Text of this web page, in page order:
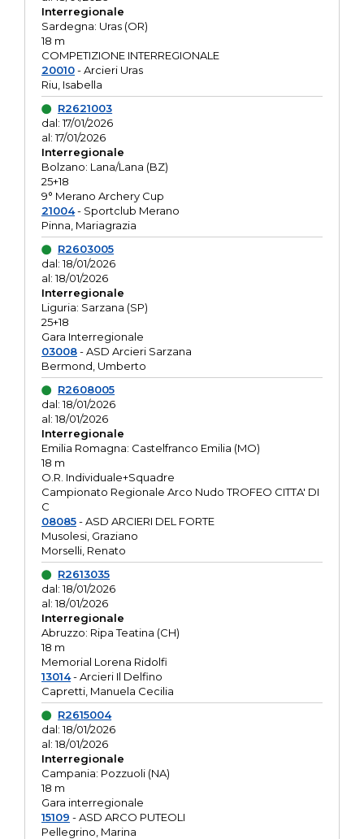
Interregionale
Sardegna: Uras (OR)
18 m
COMPETIZIONE INTERREGIONALE
20010- Arcieri Uras
Riu, Isabella
R2621003
dal: 17/01/2026
al: 17/01/2026
Interregionale
Bolzano: Lana/Lana (BZ)
25+18
9° Merano Archery Cup
21004- Sportclub Merano
Pinna, Mariagrazia
R2603005
dal: 18/01/2026
al: 18/01/2026
Interregionale
Liguria: Sarzana (SP)
25+18
Gara Interregionale
03008- ASD Arcieri Sarzana
Bermond, Umberto
R2608005
dal: 18/01/2026
al: 18/01/2026
Interregionale
Emilia Romagna: Castelfranco Emilia (MO)
18 m
O.R. Individuale+Squadre
Campionato Regionale Arco Nudo TROFEO CITTA' DI
C
08085- ASD ARCIERI DEL FORTE
Musolesi, Graziano
Morselli, Renato
R2613035
dal: 18/01/2026
al: 18/01/2026
Interregionale
Abruzzo: Ripa Teatina (CH)
18 m
Memorial Lorena Ridolfi
13014- Arcieri Il Delfino
Capretti, Manuela Cecilia
R2615004
dal: 18/01/2026
al: 18/01/2026
Interregionale
Campania: Pozzuoli (NA)
18 m
Gara interregionale
15109 - ASD ARCO PUTEOLI
Pellegrino, Marina